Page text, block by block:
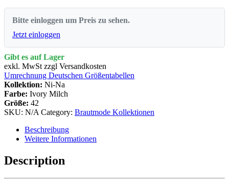
Bitte einloggen um Preis zu sehen.
Jetzt einloggen
Gibt es auf Lager
exkl. MwSt zzgl Versandkosten
Umrechnung Deutschen Größentabellen
Kollektion: Ni-Na
Farbe: Ivory Milch
Größe: 42
SKU: N/A Category: Brautmode Kollektionen
Beschreibung
Weitere Informationen
Description